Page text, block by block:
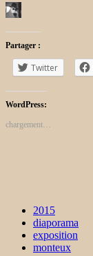
Partager :
Twitter
WordPress:
chargement…
2015
diaporama
exposition
monteux